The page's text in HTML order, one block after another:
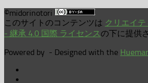
©midorinotori
このサイトのコンテンツは クリエイ
- 継承 4.0 国際 ライセンスの下に提供
Powered by - Designed with the